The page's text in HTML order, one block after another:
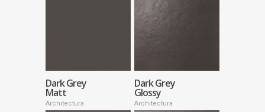
Dark Grey
Matt
Architectura
Dark Grey
Glossy
Architectura